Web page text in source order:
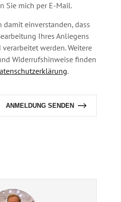
Sie mich per E-Mail.
damit einverstanden, dass
Ihres Anliegens
werden. Weitere
Widerrufshinweise finden
.